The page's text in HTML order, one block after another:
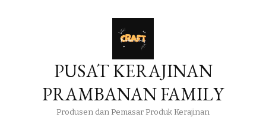
PUSAT KERAJINAN
PRAMBANAN FAMILY
Produsen dan Pemasar Produk Kerajinan